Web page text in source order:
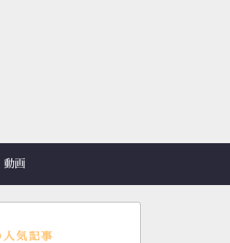
画
人気記事